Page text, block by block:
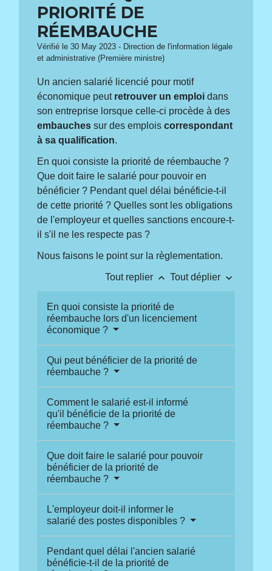
PRIORITÉ DE
RÉEMBAUCHE
Vérifié le 30 May 2023 - Direction de l'information légale
et administrative (Première ministre)
Un ancien salarié licencié pour motif
économique peut retrouver un emploidans
son entreprise lorsque celle-ci procède à des
embauches sur des emploiscorrespondant
à sa qualification.
En quoi consiste la priorité de réembauche ?
Que doit faire le salarié pour pouvoir en
bénéficier ? Pendant quel délai bénéficie-t-il
de cette priorité ? Quelles sont les obligations
de l'employeur et quelles sanctions encoure-t-
il s'il ne les respecte pas ?
Nous faisons le point sur la règlementation.
Tout replier keyboard_arrow_up Tout déplier keyboard_arrow_down
En quoi consiste la priorité de
réembauche lors d'un licenciement
économique ?
Qui peut bénéficier de la priorité de
réembauche ?
Comment le salarié est-il informé
qu'il bénéficie de la priorité de
réembauche ?
Que doit faire le salarié pour pouvoir
bénéficier de la priorité de
réembauche ?
L'employeur doit-il informer le
salarié des postes disponibles ?
Pendant quel délai l'ancien salarié
bénéficie-t-il de la priorité de